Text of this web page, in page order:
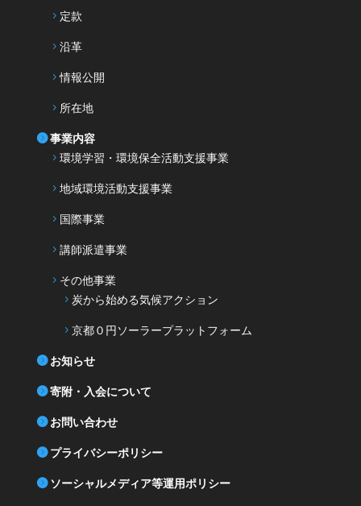
定款
沿革
情報公開
所在地
事業内容
環境学習・環境保全活動支援事業
地域環境活動支援事業
国際事業
講師派遣事業
その他事業
炭から始める気候アクション
京都０円ソーラープラットフォーム
お知らせ
寄附・入会について
お問い合わせ
プライバシーポリシー
ソーシャルメディア等運用ポリシー